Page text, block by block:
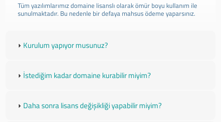
Tüm yazılımlarımız domaine lisanslı olarak ömür boyu kullanım ile
sunulmaktadır. Bu nedenle bir defaya mahsus ödeme yaparsınız.
Kurulum yapıyor musunuz?
İstediğim kadar domaine kurabilir miyim?
Daha sonra lisans değişikliği yapabilir miyim?